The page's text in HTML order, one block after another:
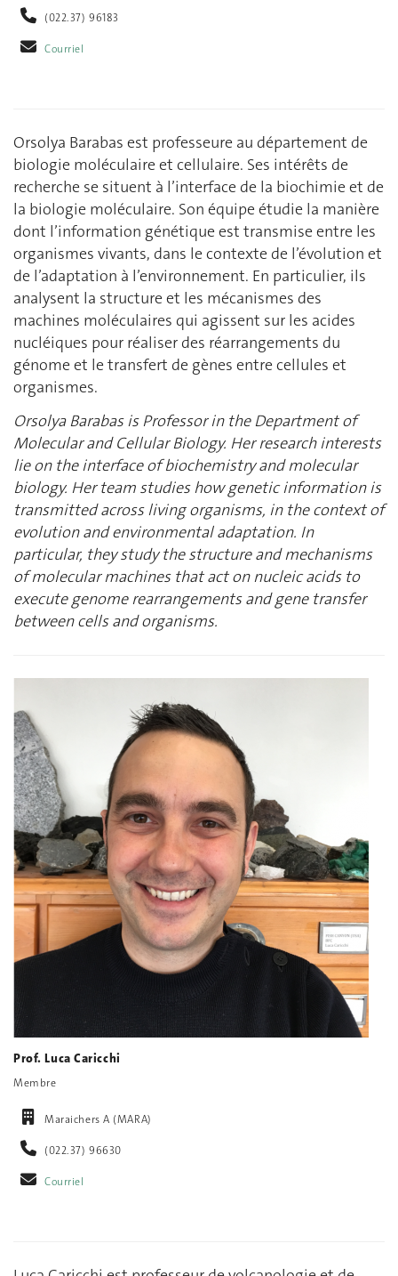
(022.37) 96183
Courriel
Orsolya Barabas est professeure au département de
biologie moléculaire et cellulaire. Ses intérêts de
recherche se situent à l’interface de la biochimie et de
la biologie moléculaire. Son équipe étudie la manière
dont l’information génétique est transmise entre les
organismes vivants, dans le contexte de l’évolution et
de l’adaptation à l’environnement. En particulier, ils
analysent la structure et les mécanismes des
machines moléculaires qui agissent sur les acides
nucléiques pour réaliser des réarrangements du
génome et le transfert de gènes entre cellules et
organismes.
Orsolya Barabas is Professor in the Department of
Molecular and Cellular Biology. Her research interests
lie on the interface of biochemistry and molecular
biology. Her team studies how genetic information is
transmitted across living organisms, in the context of
evolution and environmental adaptation. In
particular, they study the structure and mechanisms
of molecular machines that act on nucleic acids to
execute genome rearrangements and gene transfer
between cells and organisms.
Prof. Luca Caricchi
Membre
Maraichers A (MARA)
(022.37) 96630
Courriel